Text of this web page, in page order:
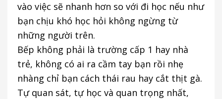
vào việc sẽ nhanh hơn so với đi học nếu như
bạn chịu khó học hỏi không ngừng từ
những người trên.
Bếp không phải là trường cấp 1 hay nhà
trẻ, không có ai ra cầm tay bạn rồi nhẹ
nhàng chỉ bạn cách thái rau hay cắt thịt gà.
Tự quan sát, tự học và quan trọng nhất,